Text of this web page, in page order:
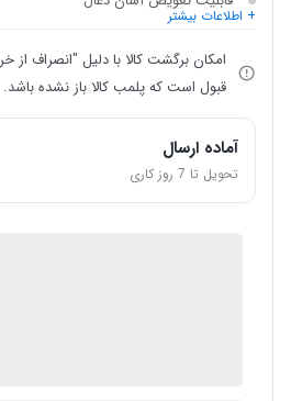
+ اطلاعات بیشتر
امکان برگشت کالا با دلیل "انصراف از
قبول است که پلمب کالا باز نشده باشد.
آماده ارسال
تحویل تا 7 روز کاری